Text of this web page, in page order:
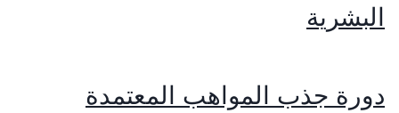
البشرية
دورة جذب المواهب المعتمدة